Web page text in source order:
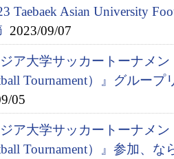
Taebaek Asian University
2023/09/07
ジア⼤学サッカートーナメン
Tournament）』グルー
05
ジア⼤学サッカートーナメン
Tournament）』参加、